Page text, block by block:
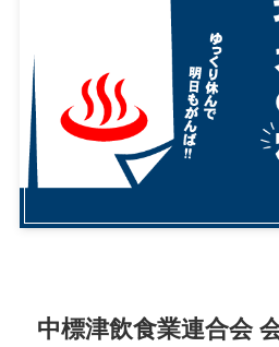
中標津飲食業連合会